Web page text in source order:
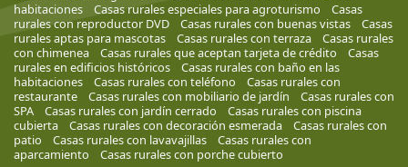
habitaciones
Casas rurales especiales para agroturismo
Casas
rurales con reproductor DVD
Casas rurales con buenas vistas
Casas
rurales aptas para mascotas
Casas rurales con terraza
Casas rurales
con chimenea
Casas rurales que aceptan tarjeta de crédito
Casas
rurales en edificios históricos
Casas rurales con baño en las
habitaciones
Casas rurales con teléfono
Casas rurales con
restaurante
Casas rurales con mobiliario de jardín
Casas rurales con
SPA
Casas rurales con jardín cerrado
Casas rurales con piscina
cubierta
Casas rurales con decoración esmerada
Casas rurales con
patio
Casas rurales con lavavajillas
Casas rurales con
aparcamiento
Casas rurales con porche cubierto